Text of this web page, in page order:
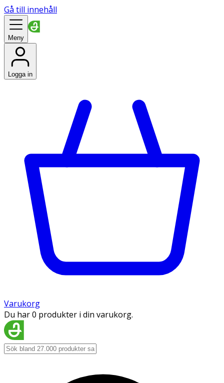
Gå till innehåll
Meny
Logga in
Varukorg
Du har 0 produkter i din varukorg.